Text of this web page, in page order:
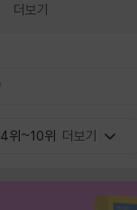
더보기
4위~10위 더보기